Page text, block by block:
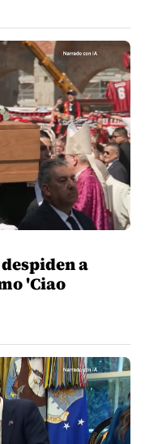
a
'Ciao